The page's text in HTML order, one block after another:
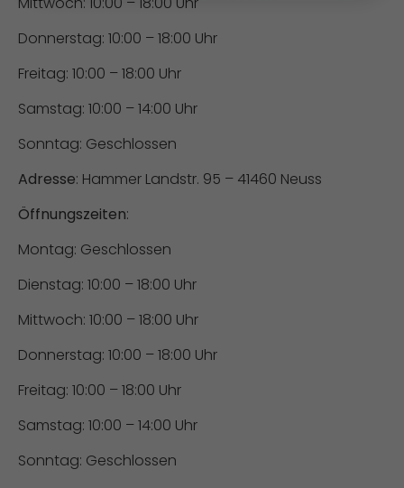
Donnerstag: 10:00 – 18:00 Uhr
Freitag: 10:00 – 18:00 Uhr
Samstag: 10:00 – 14:00 Uhr
Sonntag: Geschlossen
Adresse: Hammer Landstr. 95 – 41460 Neuss
Öffnungszeiten:
Montag: Geschlossen
Dienstag: 10:00 – 18:00 Uhr
Mittwoch: 10:00 – 18:00 Uhr
Donnerstag: 10:00 – 18:00 Uhr
Freitag: 10:00 – 18:00 Uhr
Samstag: 10:00 – 14:00 Uhr
Sonntag: Geschlossen